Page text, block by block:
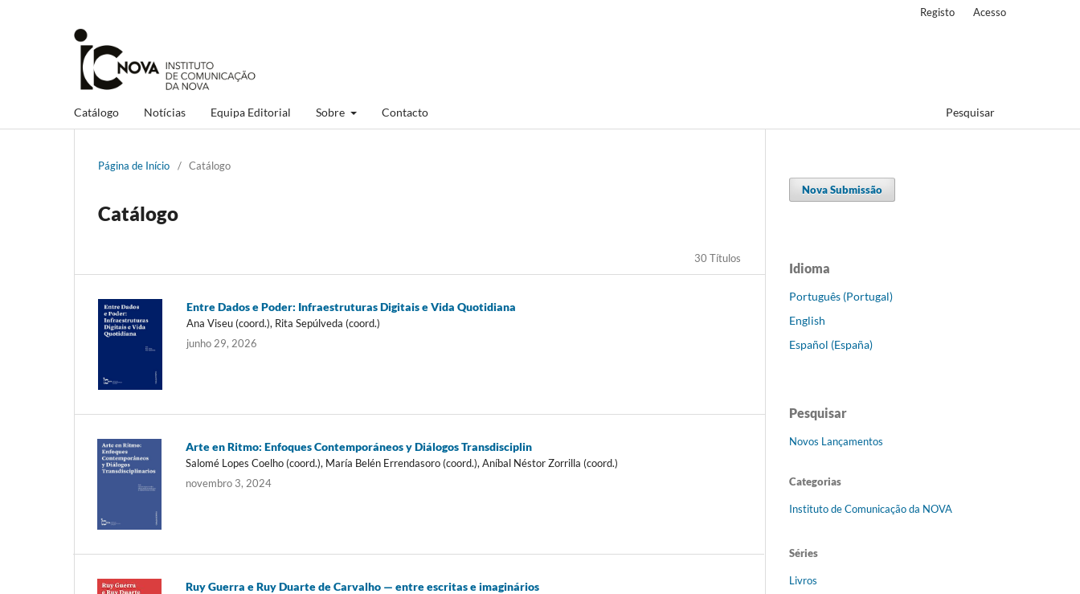
Catálogo Notícias Equipa Editorial Sobre Contacto Pesquisar
Registo Acesso
Página de Início / Catálogo
Catálogo
30 Títulos
Entre Dados e Poder: Infraestruturas Digitais e Vida Quotidiana
Ana Viseu (coord.), Rita Sepúlveda (coord.)
junho 29, 2026
Arte en Ritmo: Enfoques Contemporáneos y Diálogos Transdisciplin
Salomé Lopes Coelho (coord.), María Belén Errendasoro (coord.), Aníbal Néstor Zorrilla (coord.)
novembro 3, 2024
Ruy Guerra e Ruy Duarte de Carvalho — entre escritas e imaginários
Nova Submissão
Idioma
Português (Portugal)
English
Español (España)
Pesquisar
Novos Lançamentos
Categorias
Instituto de Comunicação da NOVA
Séries
Livros